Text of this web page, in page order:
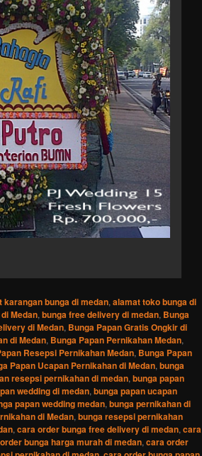
karangan bunga di medan, alamat toko bunga di
Medan, bunga free delivery di medan, Bunga
di Medan, Bunga Papan Gratis Ongkir di
di Medan, Bunga Papan Pernikahan Medan,
Resepsi Pernikahan Medan, Bunga Papan
Papan Ucapan Pernikahan di Medan, bunga
resepsi pernikahan di medan, bunga papan
wedding di medan, bunga papan ucapan
papan wedding medan, bunga pernikahan di
di Medan, bunga resepsi pernikahan
, cara order bunga free delivery di medan, cara
bunga harga murah di medan, cara order